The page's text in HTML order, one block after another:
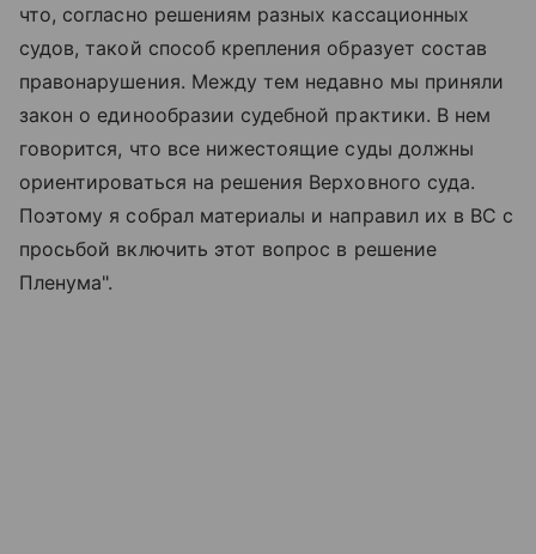
что, согласно решениям разных кассационных
судов, такой способ крепления образует состав
правонарушения. Между тем недавно мы приняли
закон о единообразии судебной практики. В нем
говорится, что все нижестоящие суды должны
ориентироваться на решения Верховного суда.
Поэтому я собрал материалы и направил их в ВС с
просьбой включить этот вопрос в решение
Пленума".